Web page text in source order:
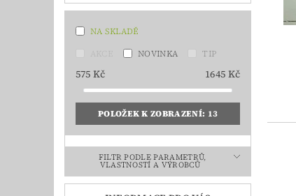
NA SKLADĚ
AKCE
NOVINKA TIP
575 Kč 1645 Kč
POLOŽEK K ZOBRAZENÍ: 13
FILTR PODLE PARAMETRŮ,
VLASTNOSTÍ A VÝROBCŮ